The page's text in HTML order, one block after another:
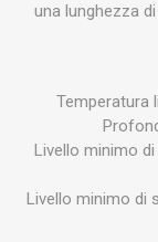
una lunghezza
Temperatura
Livello minimo
Livello minimo di